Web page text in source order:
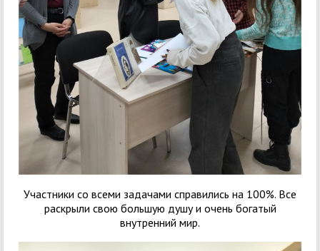
Участники со всеми задачами справились на 100%. Все
раскрыли свою большую душу и очень богатый
внутренний мир.